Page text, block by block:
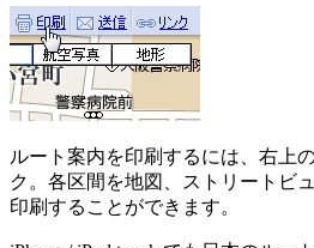
ルート案内を印刷するには、右上
ク。各区間を地図、ストリートビ
印刷することができます。